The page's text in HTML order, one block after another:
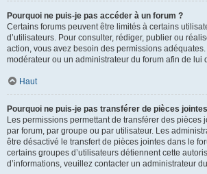
Pourquoi ne puis-je pas accéder à un forum ?
Certains forums peuvent être limités à certains
d’utilisateurs. Pour consulter, rédiger, publier ou
action, vous avez besoin des permissions
modérateur ou un administrateur du forum afin de lui
Haut
Pourquoi ne puis-je pas transférer de pièces
Les permissions permettant de transférer des pièces
par forum, par groupe ou par utilisateur. Les
être désactivé le transfert de pièces jointes dans le
certains groupes d’utilisateurs détiennent cette
d’informations, veuillez contacter un administrateur